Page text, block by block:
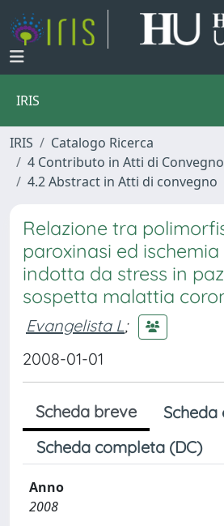
IRIS
IRIS
Catalogo Ricerca
4 Contributo in Atti di
4.2 Abstract in Atti di convegno
Relazione tra
paroxinasi ed
indotta da stress in
sospetta malattia
Evangelista L;
2008-01-01
Scheda breve
Scheda completa (DC)
Anno
2008